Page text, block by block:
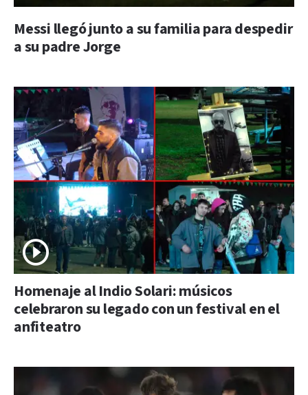
Messi llegó junto a su familia para despedir
a su padre Jorge
Homenaje al Indio Solari: músicos
celebraron su legado con un festival en el
anfiteatro